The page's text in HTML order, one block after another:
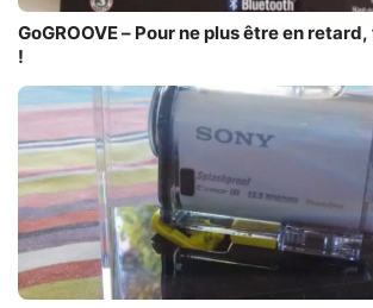
GoGROOVE – Pour ne plus être en
!